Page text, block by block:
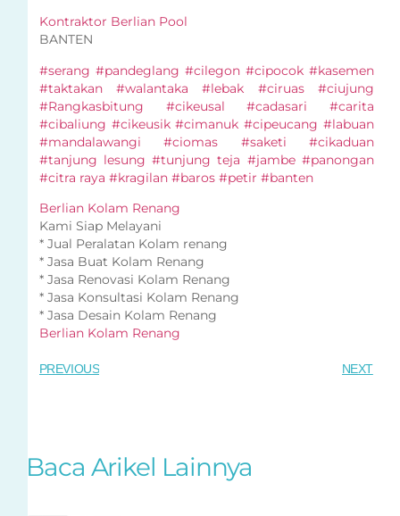
Kontraktor Berlian Pool
BANTEN
#serang #pandeglang #cilegon #cipocok #kasemen
#taktakan #walantaka #lebak #ciruas #ciujung
#Rangkasbitung #cikeusal #cadasari #carita
#cibaliung #cikeusik #cimanuk #cipeucang #labuan
#mandalawangi #ciomas #saketi #cikaduan
#tanjung lesung #tunjung teja #jambe #panongan
#citra raya #kragilan #baros #petir #banten
Berlian Kolam Renang
Kami Siap Melayani
* Jual Peralatan Kolam renang
* Jasa Buat Kolam Renang
* Jasa Renovasi Kolam Renang
* Jasa Konsultasi Kolam Renang
* Jasa Desain Kolam Renang
Berlian Kolam Renang
PREVIOUS NEXT
Baca Arikel Lainnya